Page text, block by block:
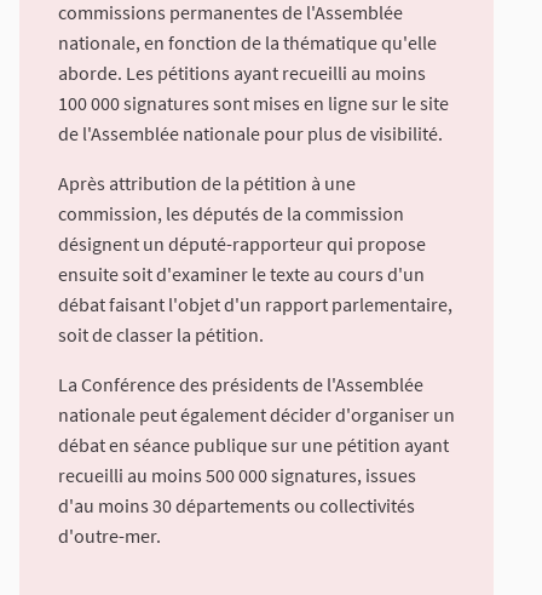
commissions permanentes de l'Assemblée
nationale, en fonction de la thématique qu'elle
aborde. Les pétitions ayant recueilli au moins
100 000 signatures sont mises en ligne sur le site
de l'Assemblée nationale pour plus de visibilité.
Après attribution de la pétition à une
commission, les députés de la commission
désignent un député-rapporteur qui propose
ensuite soit d'examiner le texte au cours d'un
débat faisant l'objet d'un rapport parlementaire,
soit de classer la pétition.
La Conférence des présidents de l'Assemblée
nationale peut également décider d'organiser un
débat en séance publique sur une pétition ayant
recueilli au moins 500 000 signatures, issues
d'au moins 30 départements ou collectivités
d'outre-mer.